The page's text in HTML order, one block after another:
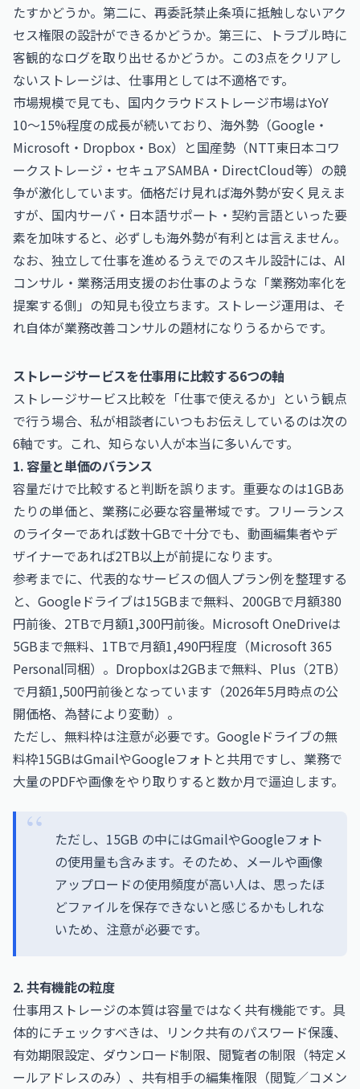
たすかどうか。第二に、再委託禁止条項に抵触しないアク
セス権限の設計ができるかどうか。第三に、トラブル時に
客観的なログを取り出せるかどうか。この3点をクリアし
ないストレージは、仕事用としては不適格です。
市場規模で見ても、国内クラウドストレージ市場はYoY
10〜15%程度の成長が続いており、海外勢（Google・
Microsoft・Dropbox・Box）と国産勢（NTT東日本コワ
ークストレージ・セキュアSAMBA・DirectCloud等）の競
争が激化しています。価格だけ見れば海外勢が安く見えま
すが、国内サーバ・日本語サポート・契約言語といった要
素を加味すると、必ずしも海外勢が有利とは言えません。
なお、独立して仕事を進めるうえでのスキル設計には、 AI
コンサル・業務活用支援のお仕事のような「業務効率化を
提案する側」の知見も役立ちます。ストレージ運用は、そ
れ自体が業務改善コンサルの題材になりうるからです。
ストレージサービスを仕事用に比較する6つの軸
ストレージサービス比較を「仕事で使えるか」という観点
で行う場合、私が相談者にいつもお伝えしているのは次の
6軸です。これ、知らない人が本当に多いんです。
1. 容量と単価のバランス
容量だけで比較すると判断を誤ります。重要なのは1GBあ
たりの単価と、業務に必要な容量帯域です。フリーランス
のライターであれば数十GBで十分でも、動画編集者やデ
ザイナーであれば2TB以上が前提になります。
参考までに、代表的なサービスの個人プラン例を整理する
と、Googleドライブは15GBまで無料、200GBで月額380
円前後、2TBで月額1,300円前後。Microsoft OneDriveは
5GBまで無料、1TBで月額1,490円程度（Microsoft 365
Personal同梱）。Dropboxは2GBまで無料、Plus（2TB）
で月額1,500円前後となっています（2026年5月時点の公
開価格、為替により変動）。
ただし、無料枠は注意が必要です。Googleドライブの無
料枠15GBはGmailやGoogleフォトと共用ですし、業務で
大量のPDFや画像をやり取りすると数か月で逼迫します。
ただし、15GB の中にはGmailやGoogleフォト
の使用量も含みます。そのため、メールや画像
アップロードの使用頻度が高い人は、思ったほ
どファイルを保存できないと感じるかもしれな
いため、注意が必要です。
2. 共有機能の粒度
仕事用ストレージの本質は容量ではなく共有機能です。具
体的にチェックすべきは、リンク共有のパスワード保護、
有効期限設定、ダウンロード制限、閲覧者の制限（特定メ
ールアドレスのみ）、共有相手の編集権限（閲覧／コメン